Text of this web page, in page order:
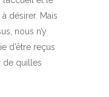
désirer. Mais
nous n’y
d’être reçus
de quilles